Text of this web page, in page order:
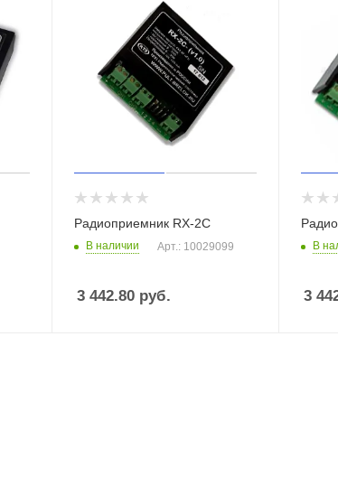
Радиоприемник RX-2C
В наличии Арт.: 10029099
3 442.80руб.
В
3